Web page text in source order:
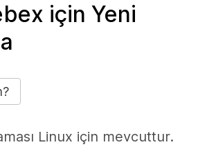
için Yeni
Linux için mevcuttur.